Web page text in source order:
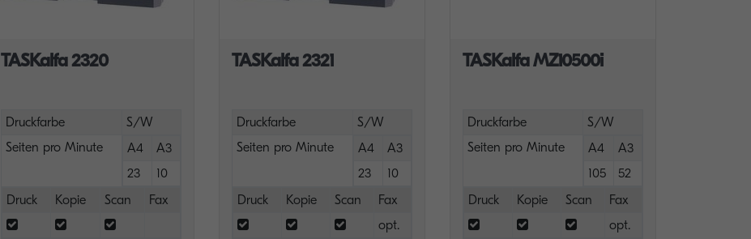
TASKalfa 2320
Druckfarbe
S/W
Seiten pro Minute
A4
A3
23
10
Druck
Kopie Scan Fax
TASKalfa 2321
Druckfarbe
S/W
Seiten pro Minute
A4
A3
23
10
Druck
Kopie Scan
Fax
opt.
TASKalfa MZ10500i
Druckfarbe
S/W
Seiten pro Minute
A4
A3
105
52
Druck
Kopie Scan
Fax
opt.